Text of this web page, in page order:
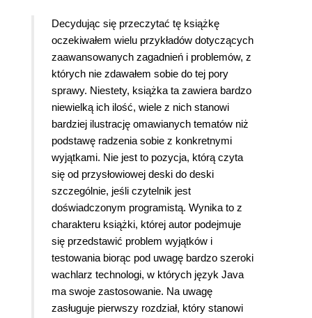
Decydując się przeczytać tę książkę
oczekiwałem wielu przykładów dotyczących
zaawansowanych zagadnień i problemów, z
których nie zdawałem sobie do tej pory
sprawy. Niestety, książka ta zawiera bardzo
niewielką ich ilość, wiele z nich stanowi
bardziej ilustrację omawianych tematów niż
podstawę radzenia sobie z konkretnymi
wyjątkami. Nie jest to pozycja, którą czyta
się od przysłowiowej deski do deski
szczególnie, jeśli czytelnik jest
doświadczonym programistą. Wynika to z
charakteru książki, której autor podejmuje
się przedstawić problem wyjątków i
testowania biorąc pod uwagę bardzo szeroki
wachlarz technologi, w których język Java
ma swoje zastosowanie. Na uwagę
zasługuje pierwszy rozdział, który stanowi